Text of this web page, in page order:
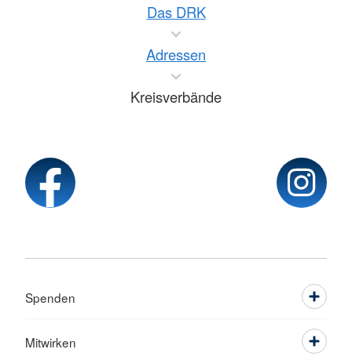
Das DRK
Adressen
Kreisverbände
Spenden
Mitwirken